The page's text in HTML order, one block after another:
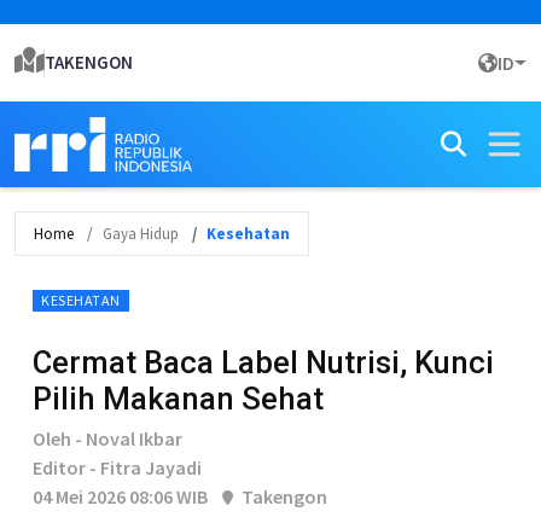
TAKENGON ID
Home Gaya Hidup Kesehatan
KESEHATAN
Cermat Baca Label Nutrisi, Kunci
Pilih Makanan Sehat
Oleh - Noval Ikbar
Editor - Fitra Jayadi
04 Mei 2026 08:06 WIB
Takengon